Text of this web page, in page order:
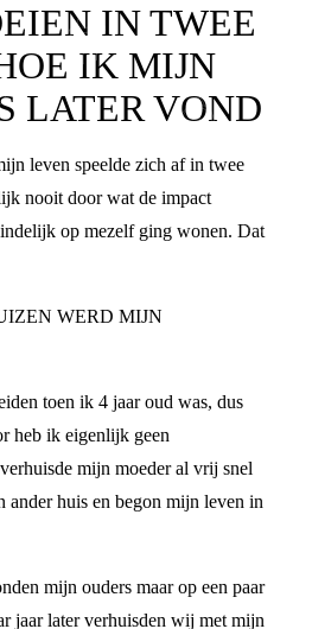
IN TWEE
IK MIJN
LATER VOND
leven speelde zich af in twee
nooit door wat de impact
op mezelf ging wonen. Dat
WERD MIJN
toen ik 4 jaar oud was, dus
heb ik eigenlijk geen
mijn moeder al vrij snel
ander huis en begon mijn leven in
mijn ouders maar op een paar
jaar later verhuisden wij met mijn